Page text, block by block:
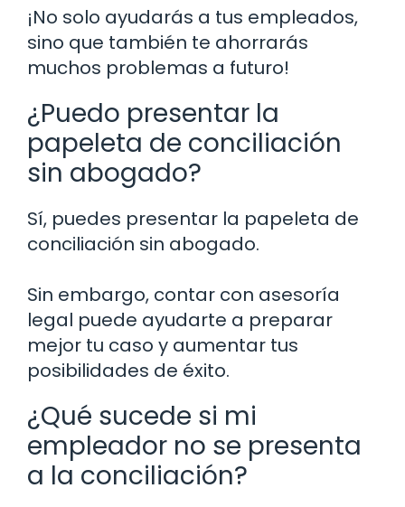
¡No solo ayudarás a tus empleados,
sino que también te ahorrarás
muchos problemas a futuro!
¿Puedo presentar la
papeleta de conciliación
sin abogado?
Sí, puedes presentar la papeleta de
conciliación sin abogado.
Sin embargo, contar con asesoría
legal puede ayudarte a preparar
mejor tu caso y aumentar tus
posibilidades de éxito.
¿Qué sucede si mi
empleador no se presenta
a la conciliación?